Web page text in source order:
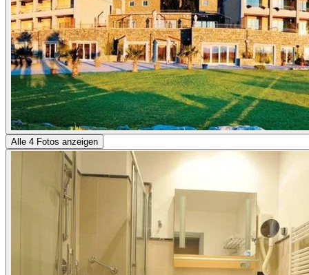
Alle 4 Fotos anzeigen